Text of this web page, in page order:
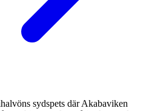
sydspets där Akabaviken